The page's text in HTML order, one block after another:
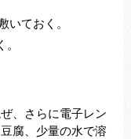
いておく。
、さらに電子レン
腐、少量の水で溶